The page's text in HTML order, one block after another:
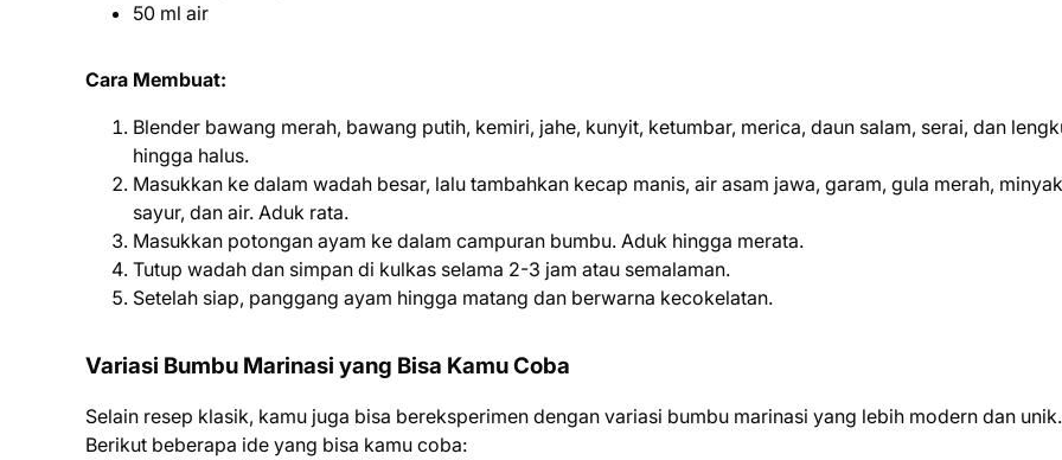
50 ml air
Cara Membuat:
Blender bawang merah, bawang putih, kemiri, jahe, kunyit, ketumbar, merica, daun salam, serai, dan
hingga halus.
Masukkan ke dalam wadah besar, lalu tambahkan kecap manis, air asam jawa, garam, gula merah, minyak
sayur, dan air. Aduk rata.
Masukkan potongan ayam ke dalam campuran bumbu. Aduk hingga merata.
Tutup wadah dan simpan di kulkas selama 2-3 jam atau semalaman.
Setelah siap, panggang ayam hingga matang dan berwarna kecokelatan.
Variasi Bumbu Marinasi yang Bisa Kamu Coba
Selain resep klasik, kamu juga bisa bereksperimen dengan variasi bumbu marinasi yang lebih modern dan unik.
Berikut beberapa ide yang bisa kamu coba: